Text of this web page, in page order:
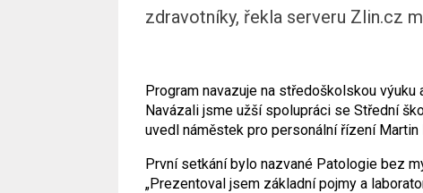
zdravotníky, řekla serveru Zlin.cz
Program navazuje na středoškolskou
Navázali jsme užší spolupráci se Střední
uvedl náměstek pro personální řízení Martin
První setkání bylo nazvané Patologie bez
„Prezentoval jsem základní pojmy a